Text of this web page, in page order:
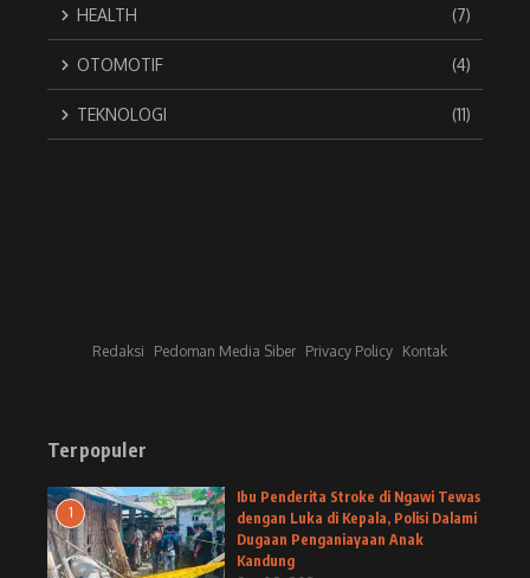
HEALTH (7)
OTOMOTIF (4)
TEKNOLOGI (11)
Redaksi Pedoman Media Siber Privacy Policy Kontak
Terpopuler
1
Ibu Penderita Stroke di Ngawi Tewas
dengan Luka di Kepala, Polisi Dalami
Dugaan Penganiayaan Anak
Kandung